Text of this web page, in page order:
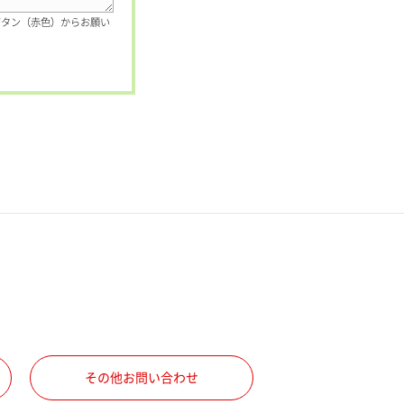
ン（赤色）からお願い
その他お問い合わせ